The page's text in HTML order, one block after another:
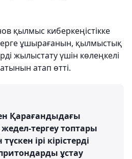
қылмыс киберкеңістікке
ұшырағанын, қылмыстық
жылыстату үшін көлеңкелі
атап өтті.
Қарағандыдағы
тергеу топтары
ірі кірістерді
ұстау